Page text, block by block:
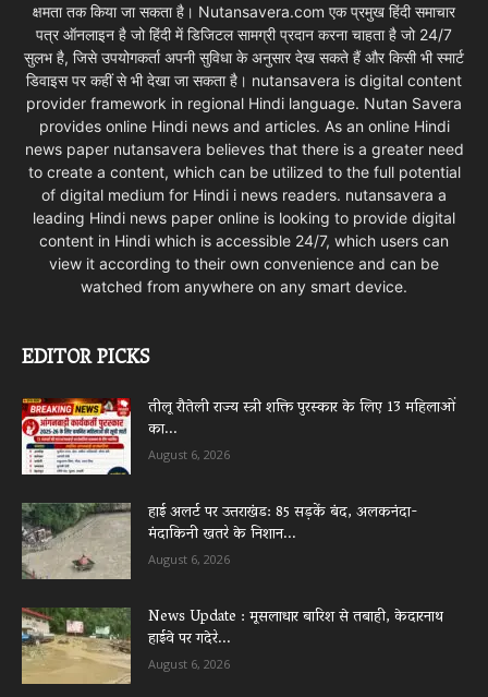
क्षमता तक किया जा सकता है। Nutansavera.com एक प्रमुख हिंदी समाचार
पत्र ऑनलाइन है जो हिंदी में डिजिटल सामग्री प्रदान करना चाहता है जो 24/7
सुलभ है, जिसे उपयोगकर्ता अपनी सुविधा के अनुसार देख सकते हैं और किसी भी स्मार्ट
डिवाइस पर कहीं से भी देखा जा सकता है। nutansavera is digital content
provider framework in regional Hindi language. Nutan Savera
provides online Hindi news and articles. As an online Hindi
news paper nutansavera believes that there is a greater need
to create a content, which can be utilized to the full potential
of digital medium for Hindi i news readers. nutansavera a
leading Hindi news paper online is looking to provide digital
content in Hindi which is accessible 24/7, which users can
view it according to their own convenience and can be
watched from anywhere on any smart device.
EDITOR PICKS
तीलू रौतेली राज्य स्त्री शक्ति पुरस्कार के लिए 13 महिलाओं
का...
August 6, 2026
हाई अलर्ट पर उत्तराखंड: 85 सड़कें बंद, अलकनंदा-
मंदाकिनी खतरे के निशान...
August 6, 2026
News Update : मूसलाधार बारिश से तबाही, केदारनाथ
हाईवे पर गदेरे...
August 6, 2026